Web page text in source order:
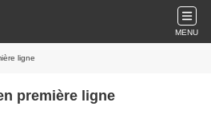
MENU
ligne
première ligne